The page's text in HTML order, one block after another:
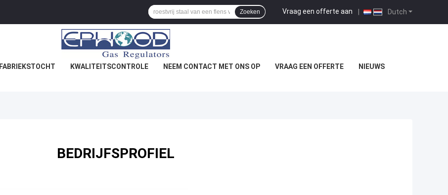
Dutch
Vraag een offerte aan |
Zoeken
FABRIEKSTOCHT KWALITEITSCONTROLE NEEM CONTACT MET ONS OP VRAAG EEN OFFERTE NIEUWS
BEDRIJFSPROFIEL